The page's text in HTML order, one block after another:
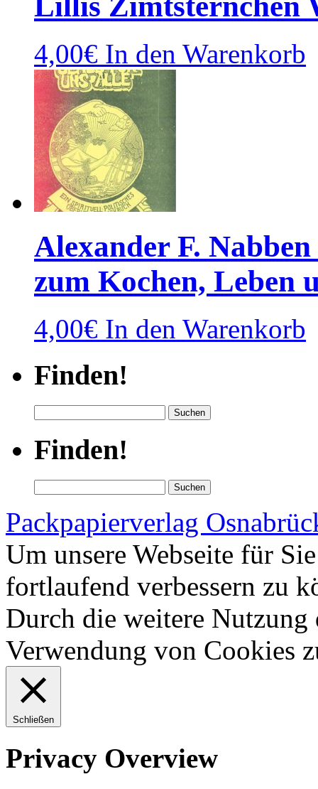
4,00€ In den Warenkorb
Alexander F.
zum Kochen, Leben
4,00€ In den Warenkorb
Finden!
nach:
Finden!
nach:
Packpapierverlag
Um unsere Webseite für
fortlaufend verbessern zu
Durch die weitere Nutzung
Verwendung von Cookies
Schließen
Privacy Overview